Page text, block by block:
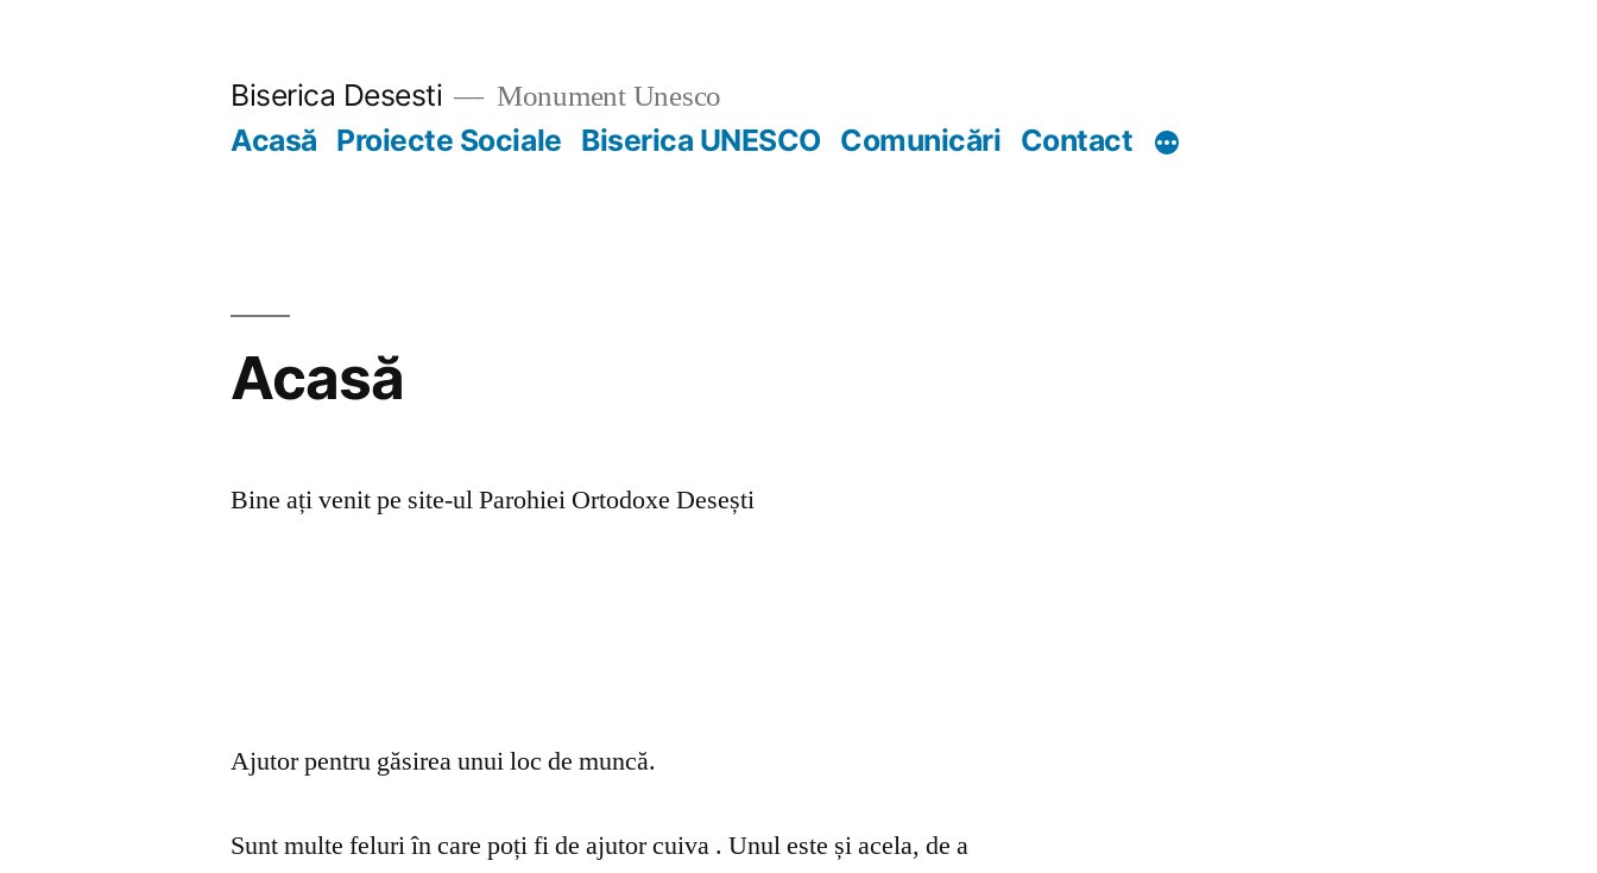
Biserica Desesti Monument Unesco
Acasă Proiecte Sociale Biserica UNESCO Comunicări Contact
Acasă
Bine ați venit pe site-ul Parohiei Ortodoxe Desești
Ajutor pentru găsirea unui loc de muncă.
Sunt multe feluri în care poți fi de ajutor cuiva . Unul este și acela, de a